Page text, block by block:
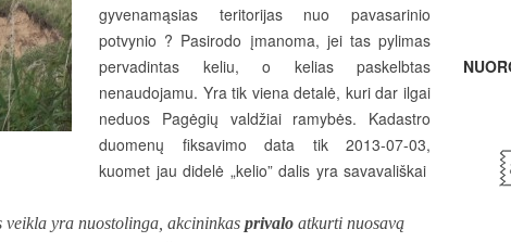
gyvenamąsias teritorijas nuo pavasarinio
potvynio ? Pasirodo įmanoma, jei tas pylimas
pervadintas keliu, o kelias paskelbtas
nenaudojamu. Yra tik viena detalė, kuri dar ilgai
neduos Pagėgių valdžiai ramybės. Kadastro
duomenų fiksavimo data tik 2013-07-03,
kuomet jau didelė „kelio” dalis yra savavališkai
veikla yra nuostolinga, akcininkas privalo atkurti nuosavą